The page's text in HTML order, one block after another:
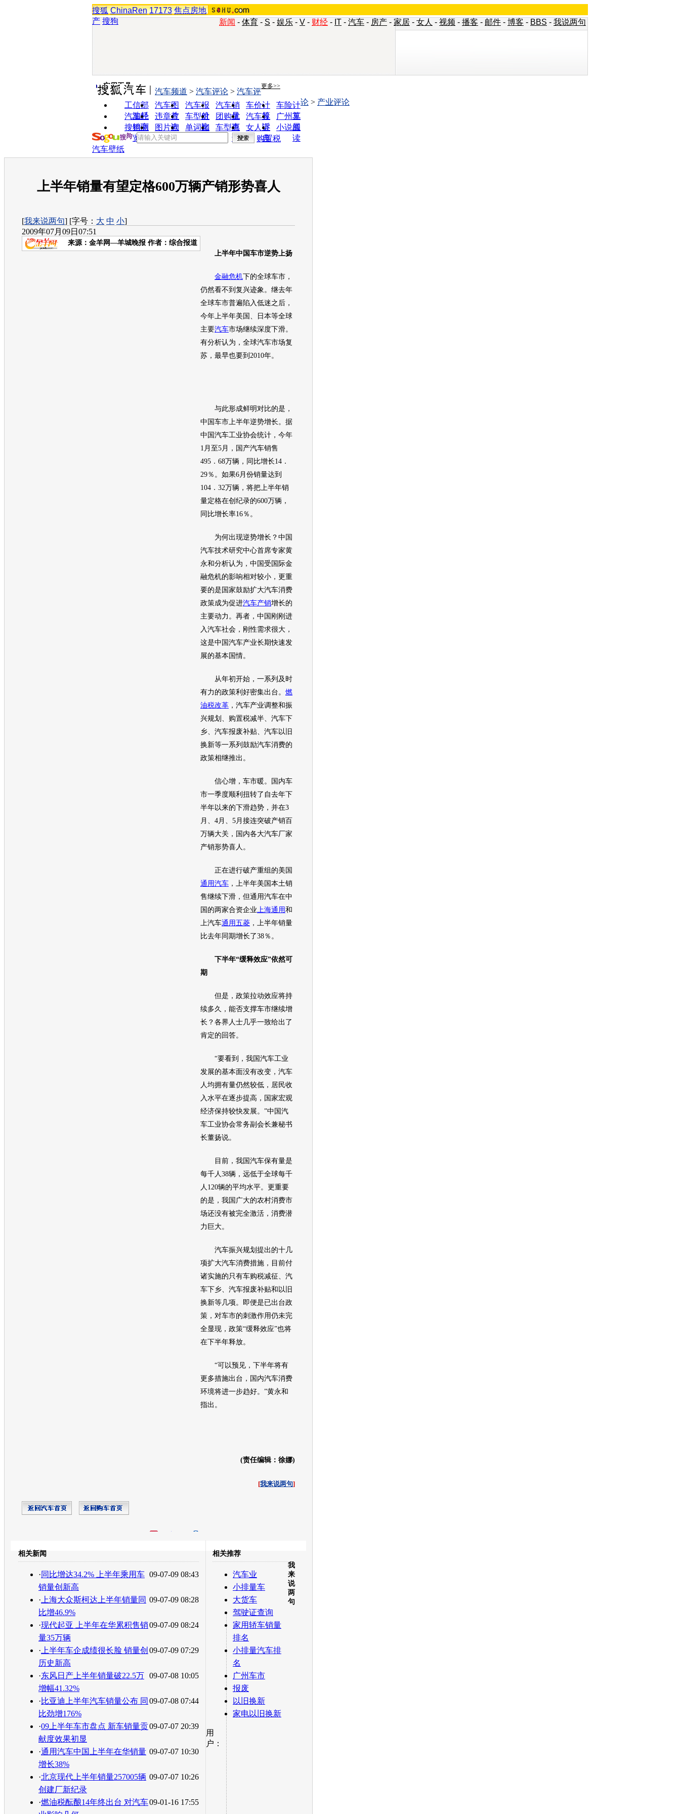
搜狐 ChinaRen 17173 焦点房地
产 搜狗 新闻 - 体育 - S - 娱乐 - V - 财经 - IT - 汽车 - 房产 - 家居 - 女人 - 视频 - 播客 - 邮件 - 博客 - BBS - 我说两句
实用工具 更多>>
工信部
油耗
汽车图
片
汽车报
价
汽车销
量
车价计
算
车险计
算
汽车经
销商
违章查
询
车型对
比
团购优
惠
汽车投
诉
广州车
展
搜狗浏
览器
图片欣
赏
单词翻
车型查
询
女人宝
典
小说阅
读
汽车频道 > 汽车评论 > 汽车评
论 > 产业评论
购置税
汽车壁纸
上半年销量有望定格600万辆产销形势喜人
[我来说两句] [字号： 大 中 小]
2009年07月09日07:51
来源： 金羊网—羊城晚报 作者：综合报道
上半年中国车市逆势上扬
金融危机下的全球车市，
仍然看不到复兴迹象。继去年
全球车市普遍陷入低迷之后，
今年上半年美国、日本等全球
主要汽车市场继续深度下滑。
有分析认为，全球汽车市场复
苏，最早也要到2010年。
与此形成鲜明对比的是，
中国车市上半年逆势增长。据
中国 汽车工业协会统计，今年
1月至5月，国产汽车销售
495．68万辆，同比增长14．
29％。如果6月份销量达到
104．32万辆，将把上半年销
量定格在创纪录的600万辆，
同比增长率16％。
为何出现逆势增长？中国
汽车技术研究中心首席专家黄
永和分析认为，中国受国际金
融危机的影响相对较小，更重
要的是国家鼓励扩大汽车消费
政策成为促进汽车产销增长的
主要动力。再者，中国刚刚进
入 汽车社会，刚性需求很大，
这是中国 汽车产业长期快速发
展的基本国情。
从年初开始，一系列及时
有力的政策利好密集出台。 燃
油税改革 ， 汽车产业调整和振
兴规划、购置税减半、 汽车下
乡、 汽车报废补贴、 汽车以旧
换新等一系列鼓励汽车消费的
政策相继推出。
信心增，车市暖。国内车
市一季度顺利扭转了自去年下
半年以来的下滑趋势，并在3
月、4月、5月接连突破产销百
万辆大关，国内各大汽车厂家
产销形势喜人。
正在进行破产重组的美国
通用汽车 ，上半年美国本土销
售继续下滑，但通用汽车在中
国的两家合资企业 上海通用和
上汽车通用 五菱 ，上半年销量
比去年同期增长了38％。
下半年“缓释效应”依然可
期
但是，政策拉动效应将持
续多久，能否支撑车市继续增
长？各界人士几乎一致给出了
肯定的回答。
“要看到，我国 汽车工业
发展的基本面没有改变， 汽车
人均拥有量仍然较低，居民收
入水平在逐步提高，国家宏观
经济保持较快发展。”中国 汽
车工业协会常务副会长兼秘书
长董扬说。
目前，我国 汽车保有量是
每千人38辆，远低于全球每千
人120辆的平均水平。更重要
的是，我国广大的农村消费市
场还没有被完全激活，消费潜
力巨大。
汽车振兴规划提出的十几
项扩大汽车消费措施，目前付
诸实施的只有车购税减征、 汽
车下乡、 汽车报废补贴和以旧
换新等几项。即便是已出台政
策，对车市的刺激作用仍未完
全显现，政策“缓释效应”也将
在下半年释放。
“可以预见，下半年将有
更多措施出台，国内汽车消费
环境将进一步趋好。”黄永和
指出。
(责任编辑：徐娜)
[我来说两句]
转发至： 白社会 百度i贴吧
相关新闻
09-07-09 08:43
·同比增达34.2% 上半年乘用车
销量创新高
09-07-09 08:28
· 上海大众斯柯达上半年销量同
比增46.9%
09-07-09 08:24
·现代起亚 上半年在华累积售销
量35万辆
09-07-09 07:29
· 上半年车企成绩很长脸 销量创
历史新高
09-07-08 10:05
·东风日产上半年销量破22.5万
增幅41.32%
09-07-08 07:44
·比亚迪上半年汽车销量公布 同
比劲增176%
09-07-07 20:39
·09上半年车市盘点 新车销量贡
献度效果初显
09-07-07 10:30
·通用汽车中国上半年在华销量
增长38%
09-07-07 10:26
·北京现代上半年销量257005辆
创建厂新纪录
09-01-16 17:55
·燃油税酝酿14年终出台 对汽车
相关推荐
汽车业
小排量车
大货车
驾驶证查询
家用轿车销量
排名
小排量汽车排
名
广州车市
报废
以旧换新
家电以旧换新
我
来
说
两
句
用
户：